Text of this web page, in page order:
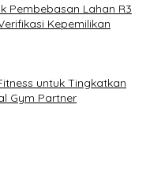
Pembebasan Lahan R3
Kepemilikan
untuk Tingkatkan
Gym Partner